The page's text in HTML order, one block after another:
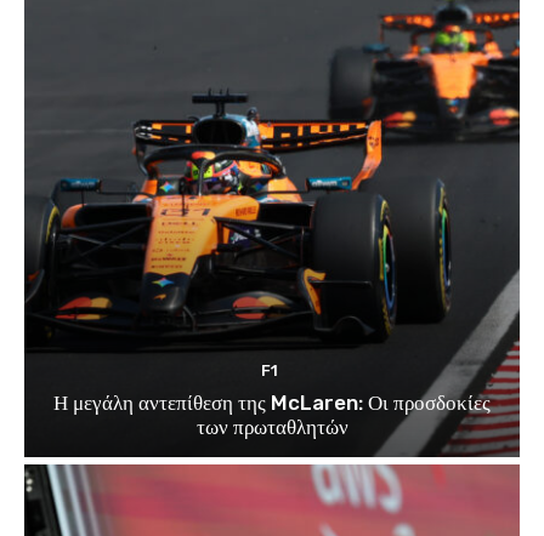
F1
Η μεγάλη αντεπίθεση της McLaren: Οι προσδοκίες
των πρωταθλητών